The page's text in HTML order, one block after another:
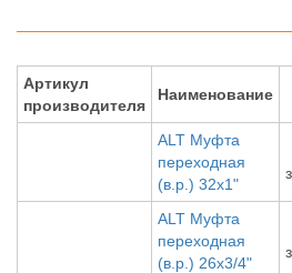
Артикул
производителя
Наименование
ALT Муфта
переходная
(в.р.) 32х1"
ALT Муфта
переходная
(в.р.) 26х3/4"